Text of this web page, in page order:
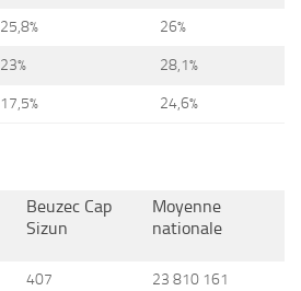
25,8% 26%
23% 28,1%
17,5% 24,6%
Beuzec Cap
Sizun
Moyenne
nationale
407 23 810 161